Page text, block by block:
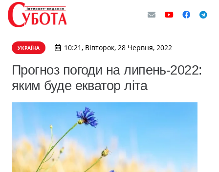
УКРАЇНА 10:21, Вівторок, 28 Червня, 2022
Прогноз погоди на липень-2022:
яким буде екватор літа